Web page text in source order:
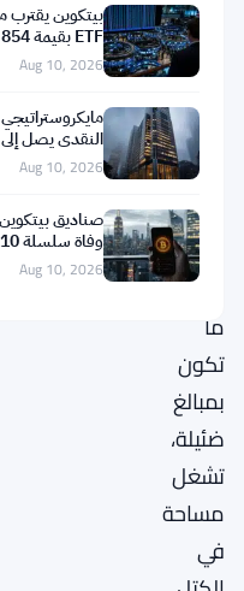
في
تسجيل
البيانات.
هذه
المعاملات
الصغيرة،
التي
غالباً
ما
تكون
بمبالغ
ضئيلة،
تشغل
مساحة
في
المستهلكين
Aug 10, 2026
النقدي يصل إلى 4.65 مليار دولار
Aug 10, 2026
وفاة سلسلة BIP-110 الثانوية
Aug 10, 2026